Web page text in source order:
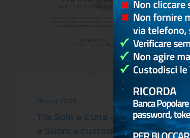
SOLIDARIETÀ
18 Lug 2026
Tra Sole e Luna – Canti
e Suoni a custodia del